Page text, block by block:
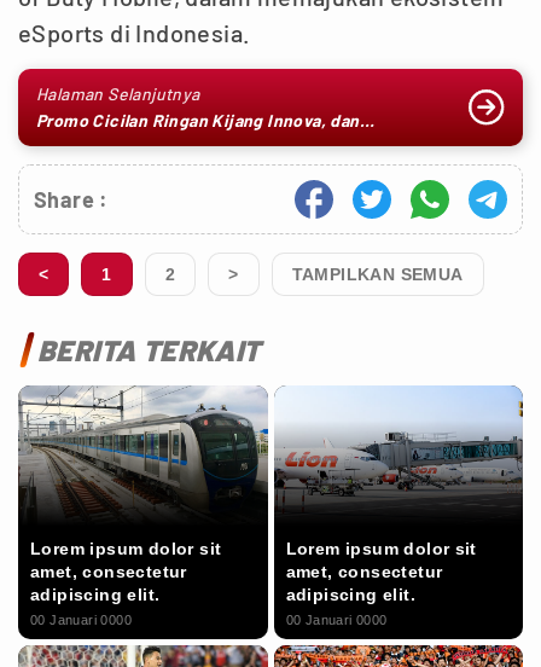
eSports di Indonesia.
Halaman Selanjutnya
Promo Cicilan Ringan Kijang Innova, dan
Fortuner Setelah Diskon PPnBM.....
Share :
< 1 2 > TAMPILKAN SEMUA
BERITA TERKAIT
Lorem ipsum dolor sit
amet, consectetur
adipiscing elit.
00 Januari 0000
Lorem ipsum dolor sit
amet, consectetur
adipiscing elit.
00 Januari 0000